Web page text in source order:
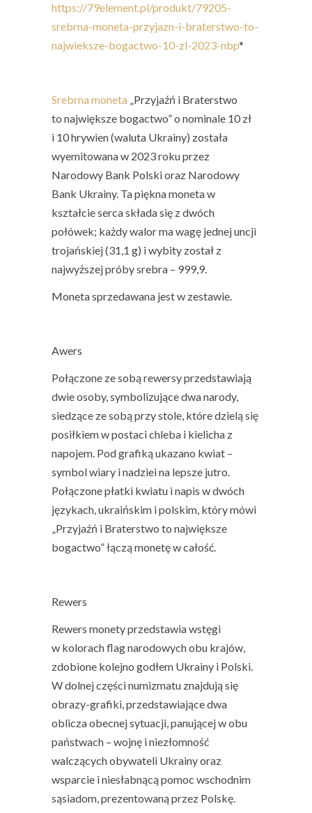
https://79element.pl/produkt/79205-
srebrna-moneta-przyjazn-i-braterstwo-to-
najwieksze-bogactwo-10-zl-2023-nbp*
Srebrna moneta „Przyjaźń i Braterstwo
to największe bogactwo” o nominale 10 zł
i 10 hrywien (waluta Ukrainy) została
wyemitowana w 2023 roku przez
Narodowy Bank Polski oraz Narodowy
Bank Ukrainy. Ta piękna moneta w
kształcie serca składa się z dwóch
połówek; każdy walor ma wagę jednej uncji
trojańskiej (31,1 g) i wybity został z
najwyższej próby srebra – 999,9.
Moneta sprzedawana jest w zestawie.
Awers
Połączone ze sobą rewersy przedstawiają
dwie osoby, symbolizujące dwa narody,
siedzące ze sobą przy stole, które dzielą się
posiłkiem w postaci chleba i kielicha z
napojem. Pod grafiką ukazano kwiat –
symbol wiary i nadziei na lepsze jutro.
Połączone płatki kwiatu i napis w dwóch
językach, ukraińskim i polskim, który mówi
„Przyjaźń i Braterstwo to największe
bogactwo” łączą monetę w całość.
Rewers
Rewers monety przedstawia wstęgi
w kolorach flag narodowych obu krajów,
zdobione kolejno godłem Ukrainy i Polski.
W dolnej części numizmatu znajdują się
obrazy-grafiki, przedstawiające dwa
oblicza obecnej sytuacji, panującej w obu
państwach – wojnę i niezłomność
walczących obywateli Ukrainy oraz
wsparcie i niesłabnącą pomoc wschodnim
sąsiadom, prezentowaną przez Polskę.